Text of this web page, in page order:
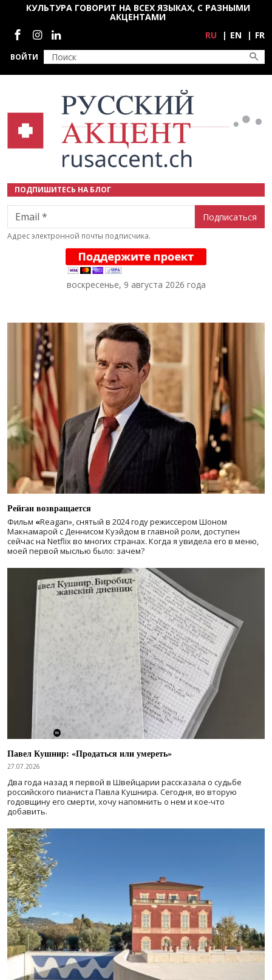
Перейти к основному содержанию
ВОЙТИ
КУЛЬТУРА ГОВОРИТ НА ВСЕХ ЯЗЫКАХ, С РАЗНЫМИ
АКЦЕНТАМИ
Социальные сети
RU EN FR
ПОДПИШИТЕСЬ НА БЛОГ
Email
Адрес электронной почты подписчика.
воскресенье, 9 августа 2026 года
Рейган возвращается
Фильм «Reagan», снятый в 2024 годурежиссером Шоном
Макнамарой с Деннисом Куэйдом в главной роли, доступен
сейчас на Netflix во многих странах. Когда я увидела его в меню,
моей первой мыслью было: зачем?
Павел Кушнир: «Продаться или умереть»
27.07.2026
Два года назад я первой в Швейцарии рассказала о судьбе
российского пианиста Павла Кушнира. Сегодня, во вторую
годовщину его смерти, хочу напомнить о нем и кое-что
добавить.